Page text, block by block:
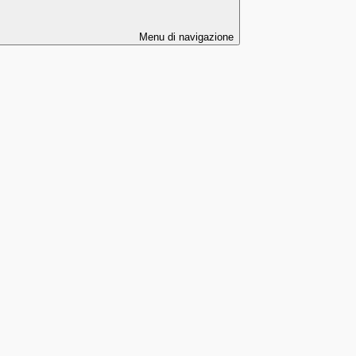
Menu di navigazione